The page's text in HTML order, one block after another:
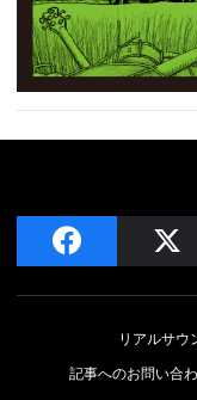
facebook
リアルサウ
記事へのお問い合